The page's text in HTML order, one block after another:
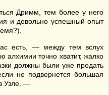
Дримм, тем более у него
и довольно успешный опыт
есть, — между тем вслух
алхимии точно хватит, жалко
должны были уже продать
не подвернется большая
Узле. —